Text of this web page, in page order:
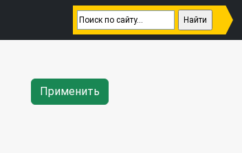
Применить